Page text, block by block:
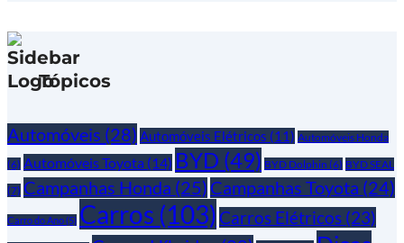
Tópicos
Automóveis (28) Automóveis Elétricos (11) Automóveis Honda
(6) Automóveis Toyota (14) BYD (49) BYD Dolphin (6) BYD SEAL
(7) Campanhas Honda (25) Campanhas Toyota (24)
Carro do Ano(5) Carros (103) Carros Elétricos (23)